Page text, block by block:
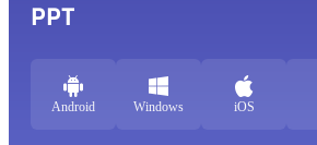
PPT
Android Windows iOS